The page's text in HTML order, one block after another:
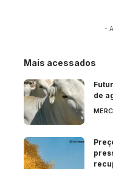
-
Mais acessados
de